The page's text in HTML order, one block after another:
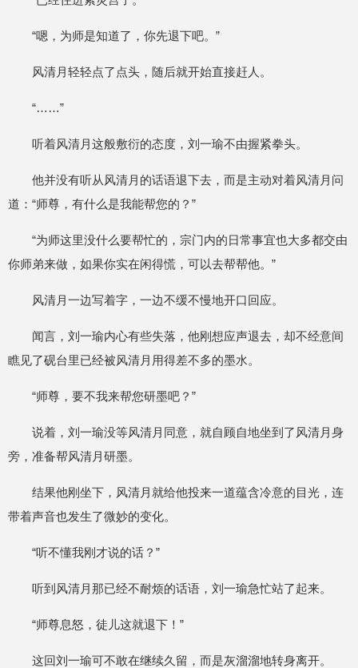
“嗯，为师是知道了，你先退下吧。”
风清月轻轻点了点头，随后就开始直接赶人。
“……”
听着风清月这般敷衍的态度，刘一瑜不由握紧拳头。
他并没有听从风清月的话语退下去，而是主动对着风清月问
道：“师尊，有什么是我能帮您的？”
“为师这里没什么要帮忙的，宗门内的日常事宜也大多都交由
你师弟来做，如果你实在闲得慌，可以去帮帮他。”
风清月一边写着字，一边不缓不慢地开口回应。
闻言，刘一瑜内心有些失落，他刚想应声退去，却不经意间
瞧见了砚台里已经被风清月用得差不多的墨水。
“师尊，要不我来帮您研墨吧？”
说着，刘一瑜没等风清月同意，就自顾自地坐到了风清月身
旁，准备帮风清月研墨。
结果他刚坐下，风清月就给他投来一道蕴含冷意的目光，连
带着声音也发生了微妙的变化。
“听不懂我刚才说的话？”
听到风清月那已经不耐烦的话语，刘一瑜急忙站了起来。
“师尊息怒，徒儿这就退下！”
这回刘一瑜可不敢在继续久留，而是灰溜溜地转身离开。